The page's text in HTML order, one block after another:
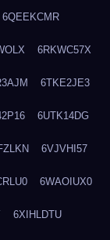
6QEEKCMR
6RKWC57X
6TKE2JE3
6UTK14DG
6VJVHI57
6WAOIUX0
6XIHLDTU